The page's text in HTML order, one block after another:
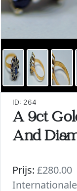
ID: 264
A 9ct
And
Prijs: £280.00